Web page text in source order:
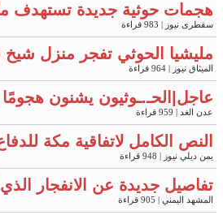
هجمات حوثية جديدة تستهدف
سقطرى نيوز | 983 قراءة
مليشيا الحوثي تفجر منزل شيخ
الميثاق نيوز | 964 قراءة
عاجل|الحـ.ـوثيون يشنون هجومًا جديدًا
عدن الغد | 959 قراءة
النص الكامل لاتفاقية مكة
يمن ديلي نيوز | 948 قراءة
تفاصيل جديدة عن الانفجار
المشهد اليمني | 905 قراءة